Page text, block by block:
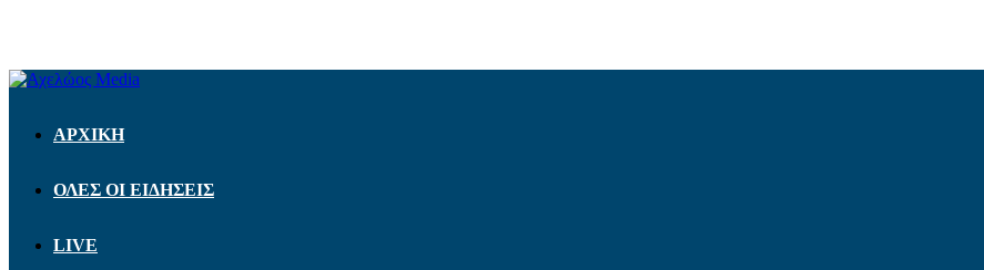
ΑΡΧΙΚΗ
ΟΛΕΣ ΟΙ ΕΙΔΗΣΕΙΣ
LIVE